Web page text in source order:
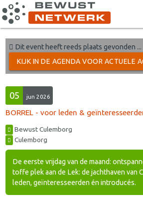
Dit event heeft reeds plaats gevonden ...
KIJK IN DE AGENDA VOOR ACTUELE
05 jun 2026
BORREL - voor leden &
Bewust Culemborg
Culemborg
De eerste vrijdag van de maand:
toffe plek aan de Lek: de jachthaven van
leden, geïnteresseerden én introducés.